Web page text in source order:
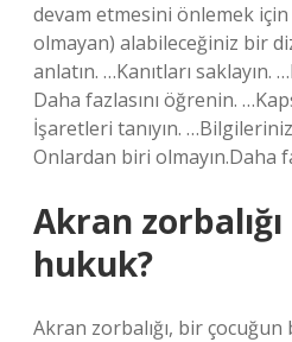
devam etmesini önlemek
olmayan) alabileceğiniz bir
anlatın. …Kanıtları
Daha fazlasını öğrenin.
İşaretleri tanıyın.
Onlardan biri olmayın.Daha
Akran
hukuk?
Akran zorbalığı, bir